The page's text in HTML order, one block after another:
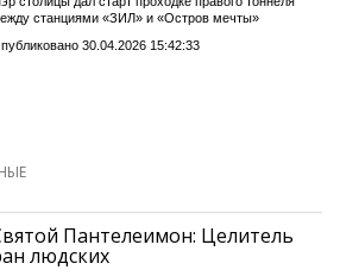
станциями «ЗИЛ» и «Остров мечты»
30.04.2026 15:42:33
Пантелеимон: Целитель
людских